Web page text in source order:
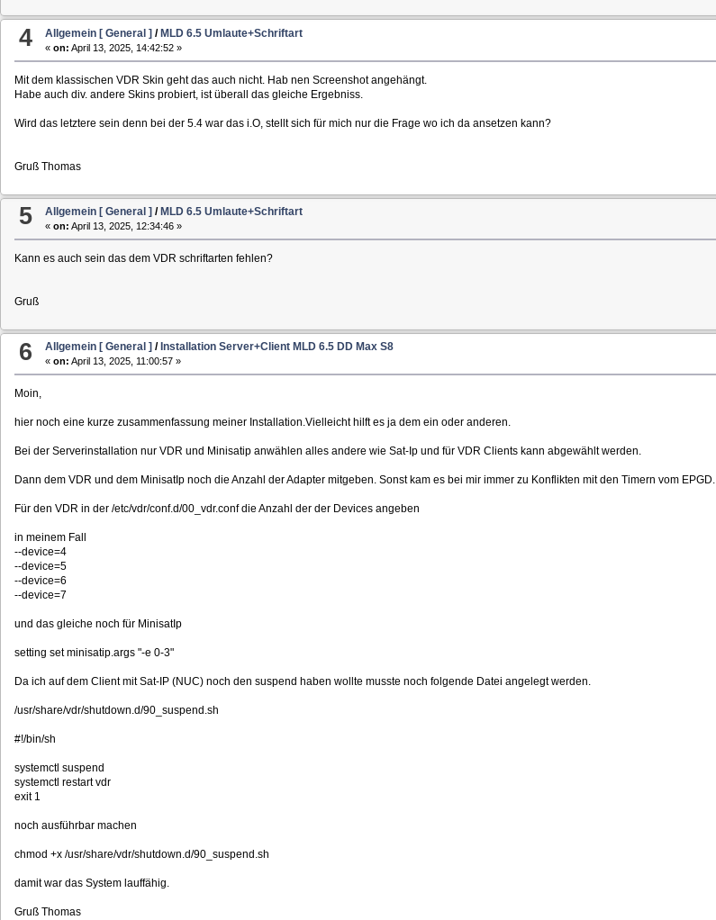
4 Allgemein [ General ] /MLD 6.5 Umlaute+Schriftart
«on: April 13, 2025, 14:42:52 »
Mit dem klassischen VDR Skin geht das auch nicht. Hab nen Screenshot angehängt.
Habe auch div. andere Skins probiert, ist überall das gleiche Ergebniss.
Wird das letztere sein denn bei der 5.4 war das i.O, stellt sich für mich nur die Frage wo ich da ansetzen kann?
Gruß Thomas
5 Allgemein [ General ] / MLD 6.5 Umlaute+Schriftart
«on: April 13, 2025, 12:34:46 »
Kann es auch sein das dem VDR schriftarten fehlen?
Gruß
6 Allgemein [ General ] / Installation Server+Client MLD 6.5 DD Max S8
«on: April 13, 2025, 11:00:57 »
Moin,
hier noch eine kurze zusammenfassung meiner Installation.Vielleicht hilft es ja dem ein oder anderen.
Bei der Serverinstallation nur VDR und Minisatip anwählen alles andere wie Sat-Ip und für VDR Clients kann abgewählt werden.
Dann dem VDR und dem MinisatIp noch die Anzahl der Adapter mitgeben. Sonst kam es bei mir immer zu Konflikten mit den Timern vom EPGD.
Für den VDR in der /etc/vdr/conf.d/00_vdr.conf die Anzahl der der Devices angeben
in meinem Fall
--device=4
--device=5
--device=6
--device=7
und das gleiche noch für MinisatIp
setting set minisatip.args "-e 0-3"
Da ich auf dem Client mit Sat-IP (NUC) noch den suspend haben wollte musste noch folgende Datei angelegt werden.
/usr/share/vdr/shutdown.d/90_suspend.sh
#!/bin/sh
systemctl suspend
systemctl restart vdr
exit 1
noch ausführbar machen
chmod +x /usr/share/vdr/shutdown.d/90_suspend.sh
damit war das System lauffähig.
Gruß Thomas